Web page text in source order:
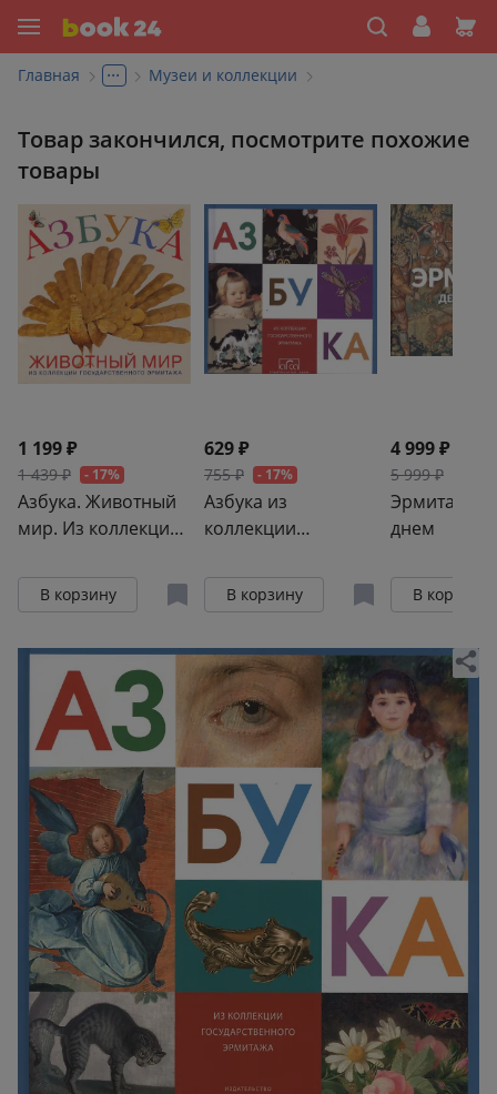
Главная ... Музеи и коллекции
Товар закончился, посмотрите похожие
товары
1 199 ₽
1 439 ₽ - 17%
Азбука. Животный
мир. Из коллекции
Эрмитажа
В корзину
629 ₽
755 ₽ - 17%
Азбука из
коллекции
Эрмитажа (мини)
В корзину
4 999 ₽
5 999 ₽
Эрмитаж.
днем
В корзину